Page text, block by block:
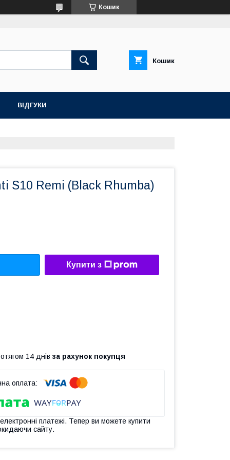
Кошик
Кошик
ВІДГУКИ
S10 Remi (Black Rhumba)
Купити з
14 днів за рахунок покупця
платежі. Тепер ви можете купити
сайту.